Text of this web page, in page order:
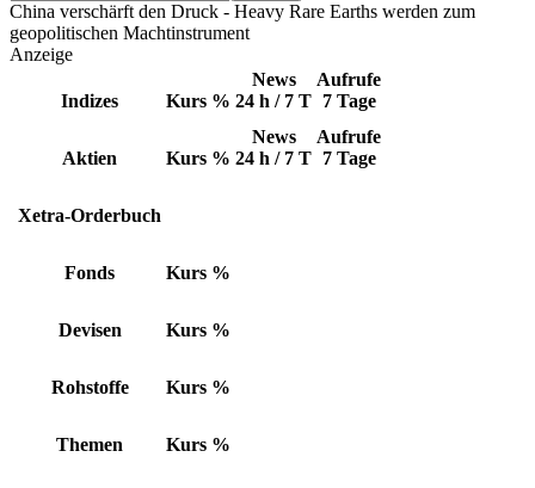
China verschärft den Druck - Heavy Rare Earths werden zum
geopolitischen Machtinstrument
Anzeige
Indizes Kurs %
News
24 h / 7 T
Aufrufe
7 Tage
Aktien Kurs %
News
24 h / 7 T
Aufrufe
7 Tage
Xetra-Orderbuch
Fonds Kurs %
Devisen Kurs %
Rohstoffe Kurs %
Themen Kurs %